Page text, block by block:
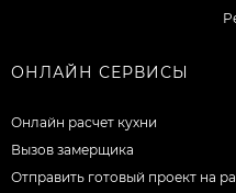
ОНЛАЙН СЕРВИСЫ
Онлайн расчет кухни
Вызов замерщика
Отправить готовый проект на